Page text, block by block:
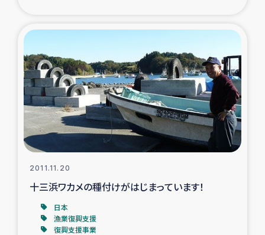
ミャンマー緊急支援
タイ国境ミャンマー移民子ども支援
漁民によるマングローブ植林活動
レバノンでのシリア難民への食糧・越冬支援
レバノンにおける緊急支援
レバノンでのシリア難民への教育支援事業
レバノンでのシリア難民・レバノン人への農業支援
2011.11.20
十三浜ワカメの種付けがはじまっています！
日本
漁業復興支援
復興支援事業